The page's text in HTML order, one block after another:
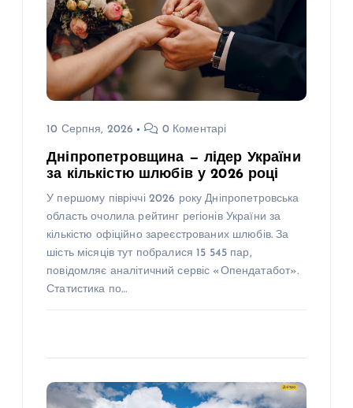
10 Серпня, 2026 0 Коментарі
Дніпропетровщина — лідер України
за кількістю шлюбів у 2026 році
У першому півріччі 2026 року Дніпропетровська
область очолила рейтинг регіонів України за
кількістю офіційно зареєстрованих шлюбів. За
шість місяців тут побралися 15 545 пар,
повідомляє аналітичний сервіс «Опендатабот».
Статистика по…